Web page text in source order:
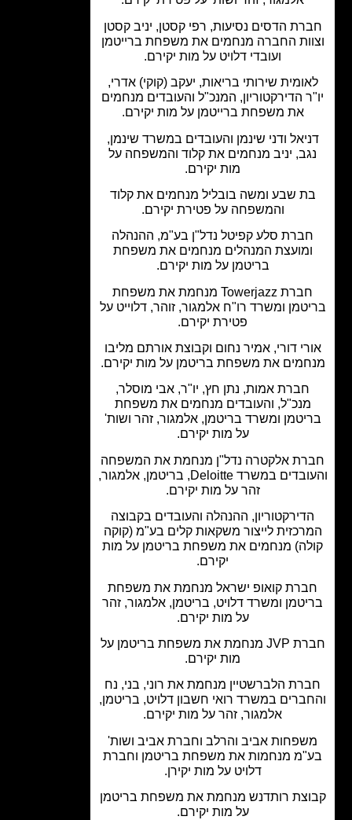
הדסים נסיעות, רפי קסטן, יניב קסטן
החברה מנחמים את משפחת ברייטמן
ועובדי דלויט על מות יקירם.
שירותי בריאות, יעקב (קוקי) אדרי,
הדירקטוריון, המנכ"ל והעובדים מנחמים
את משפחת ברייטמן על מות יקירם.
ודני שינמן והעובדים במשרד שינמן,
יניב מנחמים את קלוד והמשפחה על
מות יקירם.
שבע ומשה בובליל מנחמים את קלוד
והמשפחה על פטירת יקירם.
סלע קפיטל נדל"ן בע"מ, ההנהלה
המנהלים מנחמים את משפחת
בריטמן על מות יקירם.
חברת Towerjazz מנחמת את משפחת
ומשרד רו"ח אלמגור, זוהר, דלוייט על
פטירת יקירם.
דורי, אמיר נחום וקבוצת אורתם מליבו
את משפחת בריטמן על מות יקירם.
חברת אמות, נתן חץ, יו"ר, אבי מוסלר,
מנכ"ל, והעובדים מנחמים את משפחת
ומשרד בריטמן, אלמגור, זהר ושות'
על מות יקירם.
אלקטרה נדל"ן מנחמת את המשפחה
והעובדים במשרד Deloitte, בריטמן, אלמגור,
זהר על מות יקירם.
ההנהלה והעובדים בקבוצה
לייצור משקאות קלים בע"מ (קוקה
מנחמים את משפחת בריטמן על מות
קואופ ישראל מנחמת את משפחת
ומשרד דלויט, בריטמן, אלמגור, זהר
על מות יקירם.
חברת JVP מנחמת את משפחת בריטמן על
מות יקירם.
הלברשטיין מנחמת את רוני, בני, נח
במשרד רואי חשבון דלויט, בריטמן,
אלמגור, זהר על מות יקירם.
אביב והרלב וחברת אביב ושות'
מנחמות את משפחת בריטמן וחברת
דלויט על מות יקירן.
רותדנש מנחמת את משפחת בריטמן
על מות יקירם.